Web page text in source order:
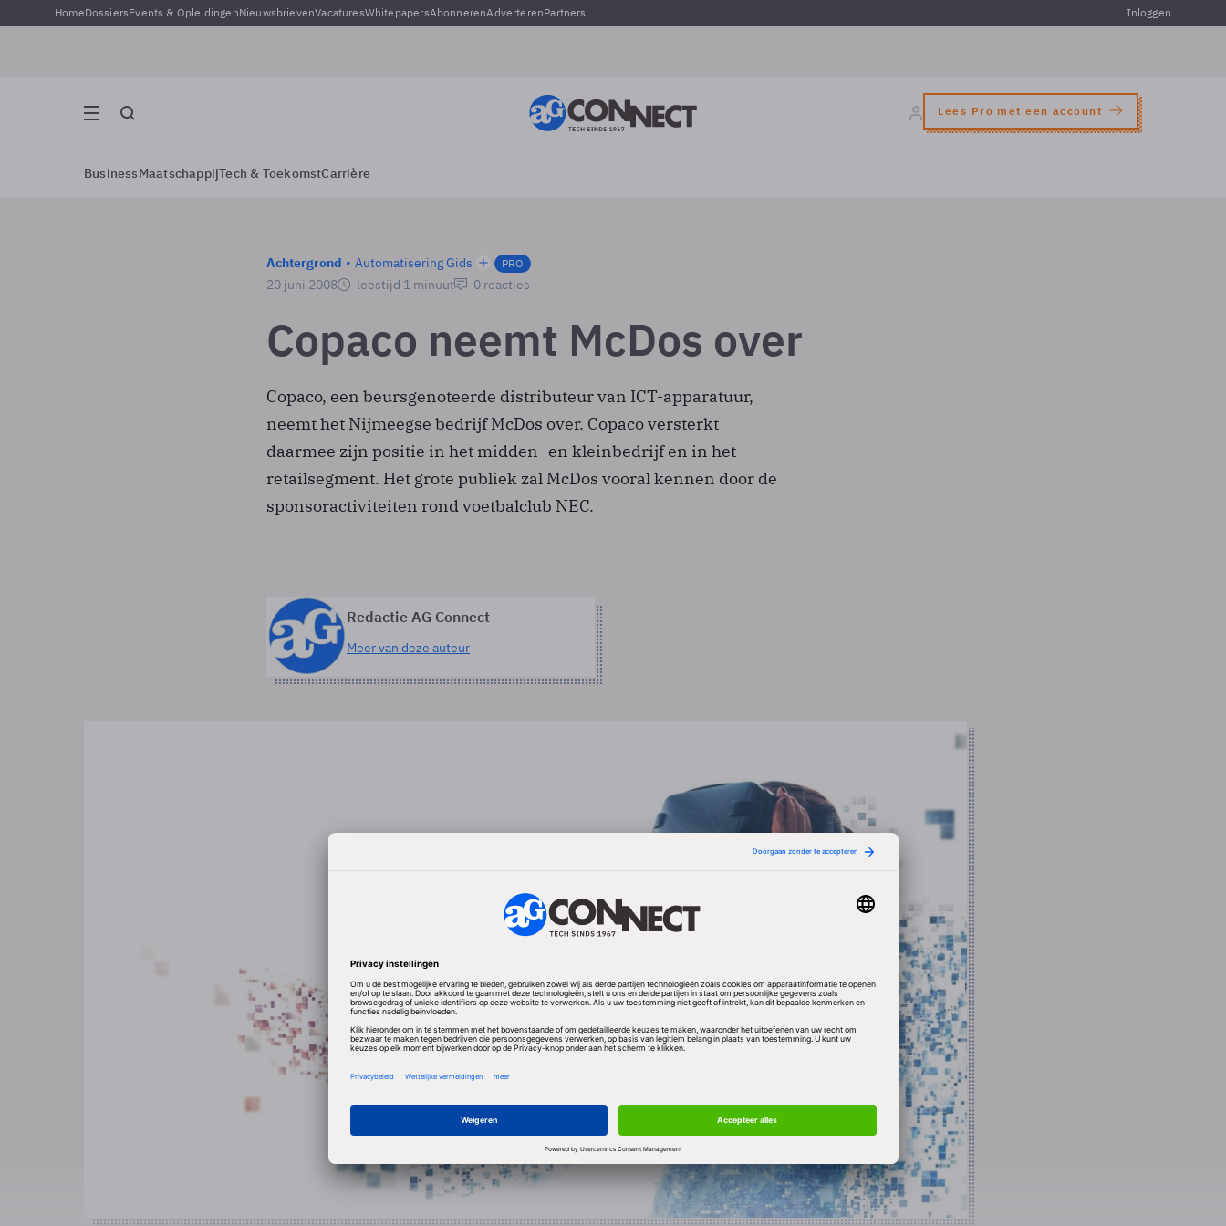
HomeDossiersEvents & OpleidingenNieuwsbrievenVacaturesWhitepapersAbonnerenAdverterenPartners Inloggen
Lees Pro met een account
BusinessMaatschappijTech & ToekomstCarrière
Achtergrond Automatisering Gids PRO
20 juni 2008 leestijd 1 minuut 0 reacties
Copaco neemt McDos over
Copaco, een beursgenoteerde distributeur van ICT-apparatuur,
neemt het Nijmeegse bedrijf McDos over. Copaco versterkt
daarmee zijn positie in het midden- en kleinbedrijf en in het
retailsegment. Het grote publiek zal McDos vooral kennen door de
sponsoractiviteiten rond voetbalclub NEC.
Redactie AG Connect
Meer van deze auteur